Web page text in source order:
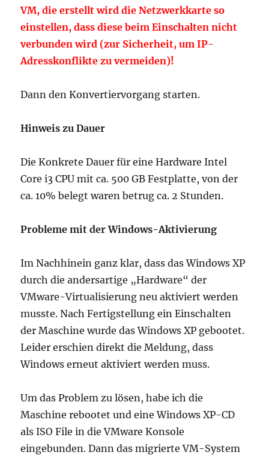
VM, die erstellt wird die Netzwerkkarte so
einstellen, dass diese beim Einschalten nicht
verbunden wird (zur Sicherheit, um IP-
Adresskonflikte zu vermeiden)!
Dann den Konvertiervorgang starten.
Hinweis zu Dauer
Die Konkrete Dauer für eine Hardware Intel
Core i3 CPU mit ca. 500 GB Festplatte, von der
ca. 10% belegt waren betrug ca. 2 Stunden.
Probleme mit der Windows-Aktivierung
Im Nachhinein ganz klar, dass das Windows XP
durch die andersartige „Hardware“ der
VMware-Virtualisierung neu aktiviert werden
musste. Nach Fertigstellung ein Einschalten
der Maschine wurde das Windows XP gebootet.
Leider erschien direkt die Meldung, dass
Windows erneut aktiviert werden muss.
Um das Problem zu lösen, habe ich die
Maschine rebootet und eine Windows XP-CD
als ISO File in die VMware Konsole
eingebunden. Dann das migrierte VM-System